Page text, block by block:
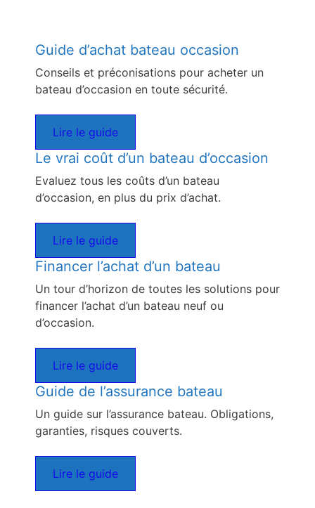
Guide d’achat bateau occasion
Conseils et préconisations pour acheter un
bateau d’occasion en toute sécurité.
Lire le guide
Le vrai coût d’un bateau d’occasion
Evaluez tous les coûts d’un bateau
d’occasion, en plus du prix d’achat.
Lire le guide
Financer l’achat d’un bateau
Un tour d’horizon de toutes les solutions pour
financer l’achat d’un bateau neuf ou
d’occasion.
Lire le guide
Guide de l’assurance bateau
Un guide sur l’assurance bateau. Obligations,
garanties, risques couverts.
Lire le guide